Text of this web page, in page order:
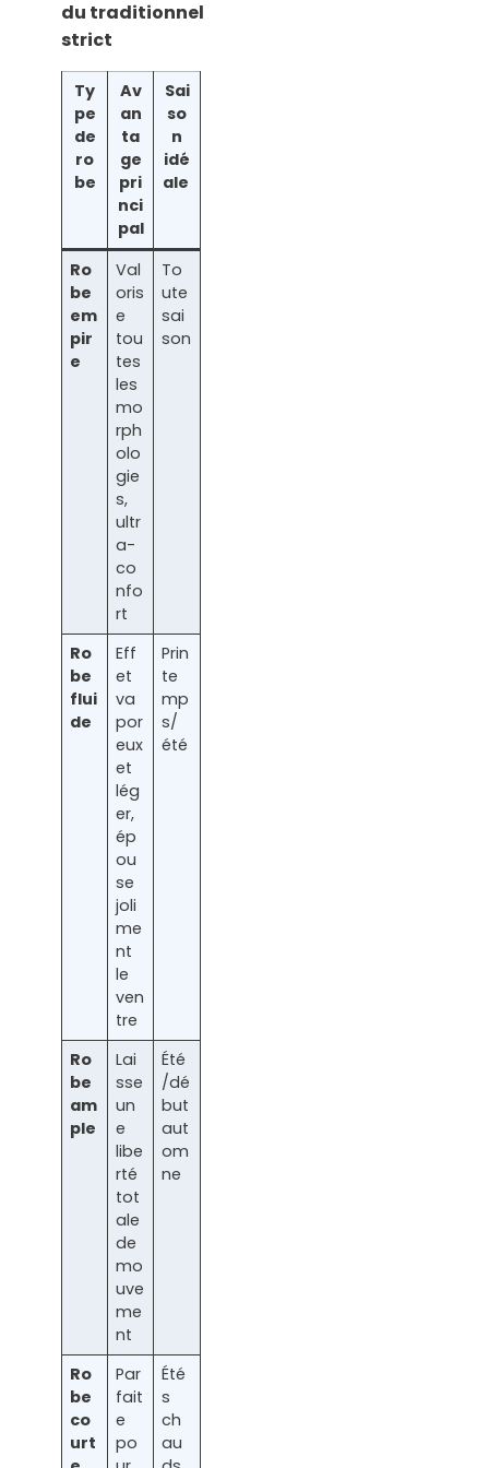
du traditionnel
strict
Ty
pe
de
ro
be
Av
an
ta
ge
pri
nci
pal
Sai
so
n
idé
ale
Ro
be
em
pir
e
Val
oris
e
tou
tes
les
mo
rph
olo
gie
s,
ultr
a-
co
nfo
rt
To
ute
sai
son
Ro
be
flui
de
Eff
et
va
por
eux
et
lég
er,
ép
ou
se
joli
me
nt
le
ven
tre
Prin
te
mp
s/
été
Ro
be
am
ple
Lai
sse
un
e
libe
rté
tot
ale
de
mo
uve
me
nt
Été
/dé
but
aut
om
ne
Ro
be
co
urt
Par
fait
e
po
Été
s
ch
au